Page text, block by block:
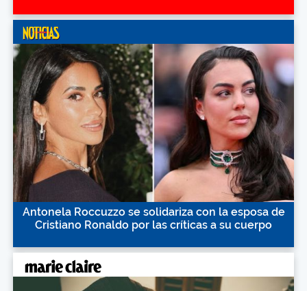
Antonela Roccuzzo se solidariza con la esposa de
Cristiano Ronaldo por las críticas a su cuerpo